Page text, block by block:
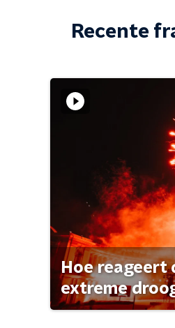
Recente
Hoe reageert
extreme